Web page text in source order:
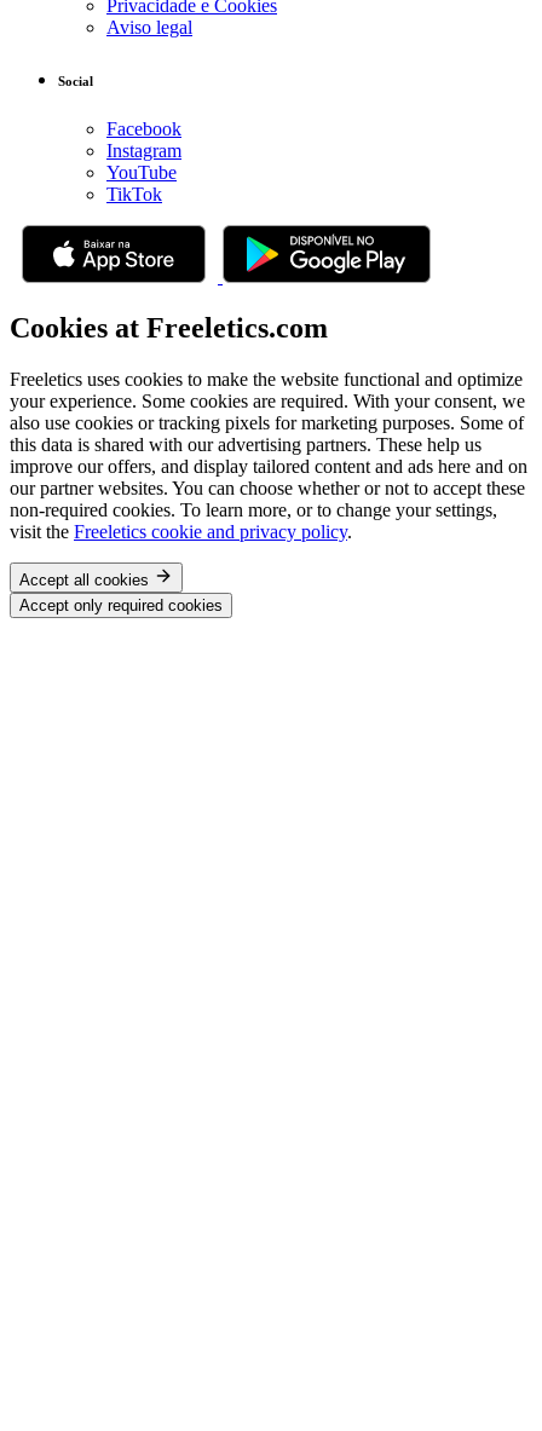
Privacidade e Cookies
Aviso legal
Social
Facebook
Instagram
YouTube
TikTok
Cookies at Freeletics.com
Freeletics uses cookies to make the website functional and optimize
your experience. Some cookies are required. With your consent, we
also use cookies or tracking pixels for marketing purposes. Some of
this data is shared with our advertising partners. These help us
improve our offers, and display tailored content and ads here and on
our partner websites. You can choose whether or not to accept these
non-required cookies. To learn more, or to change your settings,
visit the Freeletics cookie and privacy policy.
Accept all cookies
Accept only required cookies